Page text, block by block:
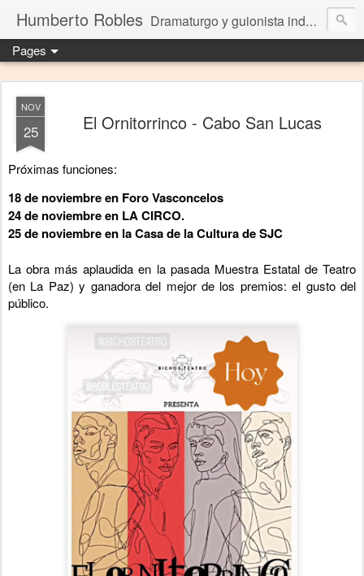
Humberto Robles Dramaturgo y guionista independiente
Pages
NOV
25 El Ornitorrinco - Cabo San Lucas
Próximas funciones:
18 de noviembre en Foro Vasconcelos
24 de noviembre en LA CIRCO.
25 de noviembre en la Casa de la Cultura de SJC
La obra más aplaudida en la pasada Muestra Estatal de Teatro
(en La Paz) y ganadora del mejor de los premios: el gusto del
público.